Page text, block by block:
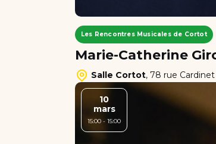
Les Rencontres Musicales de Cortot
Marie-Catherine
Salle Cortot, 78 rue
10
mars
15:00 - 15:00